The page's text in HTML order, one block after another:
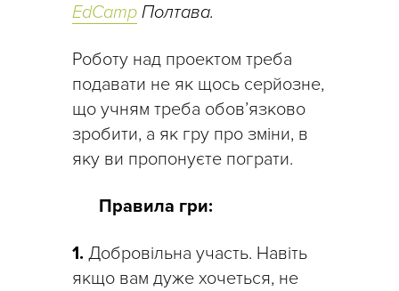
EdCamp Полтава.
Роботу над проектом треба
подавати не як щось серйозне,
що учням треба обов’язково
зробити, а як гру про зміни, в
яку ви пропонуєте пограти.
Правила гри:
1. Добровільна участь. Навіть
якщо вам дуже хочеться, не